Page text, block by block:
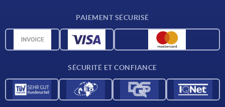
Données CAO
PAIEMENT SÉCURISÉ
SÉCURITÉ ET CONFIANCE